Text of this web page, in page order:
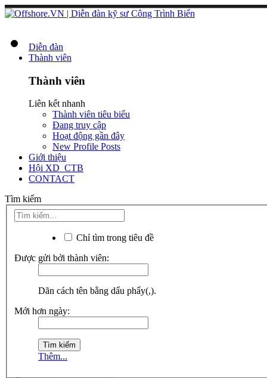
Diễn đàn
Thành viên
Thành viên
Liên kết nhanh
Thành viên tiêu biểu
Đang truy cập
Hoạt động gần đây
New Profile Posts
Giới thiệu
Hội XD_CTB
CONTACT
Tìm kiếm
Chỉ tìm trong tiêu đề
Được gửi bởi thành viên:
Dãn cách tên bằng dấu phẩy(,).
Mới hơn ngày:
Thêm...